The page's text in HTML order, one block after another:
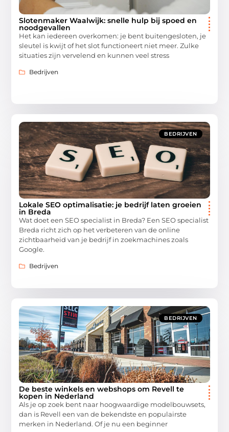
Slotenmaker Waalwijk: snelle hulp bij spoed en
noodgevallen
Het kan iedereen overkomen: je bent buitengesloten, je
sleutel is kwijt of het slot functioneert niet meer. Zulke
situaties zijn vervelend en kunnen veel stress
Bedrijven
BEDRIJVEN
Lokale SEO optimalisatie: je bedrijf laten groeien
in Breda
Wat doet een SEO specialist in Breda? Een SEO specialist
Breda richt zich op het verbeteren van de online
zichtbaarheid van je bedrijf in zoekmachines zoals
Google.
Bedrijven
BEDRIJVEN
De beste winkels en webshops om Revell te
kopen in Nederland
Als je op zoek bent naar hoogwaardige modelbouwsets,
dan is Revell een van de bekendste en populairste
merken in Nederland. Of je nu een beginner